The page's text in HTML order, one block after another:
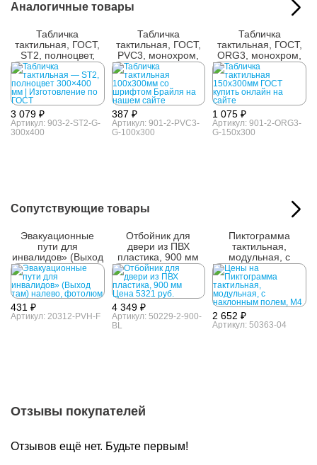
упаковке:
Аналогичные товары
Табличка
тактильная, ГОСТ,
ST2, полноцвет,
300x400 мм
3 079 ₽
Артикул: 903-2-ST2-G-
300x400
Табличка
тактильная, ГОСТ,
PVC3, монохром,
100x300 мм
387 ₽
Артикул: 901-2-PVC3-
G-100x300
Табличка
тактильная, ГОСТ,
ORG3, монохром,
150x300 мм
1 075 ₽
Артикул: 901-2-ORG3-
G-150x300
Сопутствующие товары
Эвакуационные
пути для
инвалидов» (Выход
там) налево,
фотолюм
431 ₽
Артикул: 20312-PVH-F
Отбойник для
двери из ПВХ
пластика, 900 мм
4 349 ₽
Артикул: 50229-2-900-
BL
Пиктограмма
тактильная,
модульная, с
наклонным полем,
М4
2 652 ₽
Артикул: 50363-04
Отзывы покупателей
Отзывов ещё нет. Будьте первым!